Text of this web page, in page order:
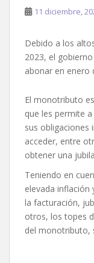
11 diciembre,
Debido a los
2023, el
abonar en enero
El monotributo
que les permite
sus obligaciones
acceder, entre
obtener una
Teniendo en
elevada inflación
la facturación,
otros, los topes
del monotributo,